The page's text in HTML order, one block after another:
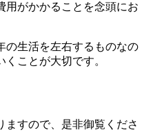
用がかかることを念頭にお
の生活を左右するものなの
ことが大切です。
ますので、是非御覧くださ